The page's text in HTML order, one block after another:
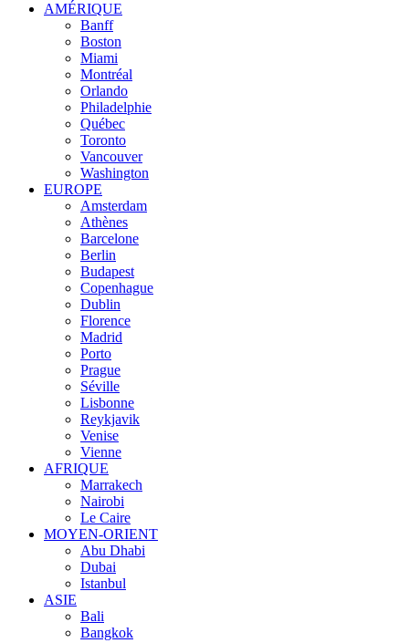
AMÉRIQUE
Banff
Boston
Miami
Montréal
Orlando
Philadelphie
Québec
Toronto
Vancouver
Washington
EUROPE
Amsterdam
Athènes
Barcelone
Berlin
Budapest
Copenhague
Dublin
Florence
Madrid
Porto
Prague
Séville
Lisbonne
Reykjavik
Venise
Vienne
AFRIQUE
Marrakech
Nairobi
Le Caire
MOYEN-ORIENT
Abu Dhabi
Dubai
Istanbul
ASIE
Bali
Bangkok